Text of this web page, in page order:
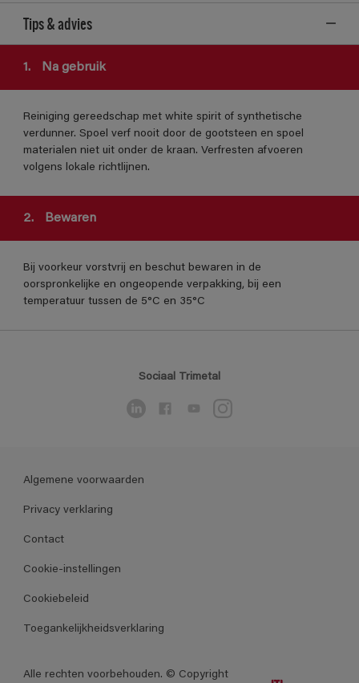
Tips & advies
1. Na gebruik
Reiniging gereedschap met white spirit of synthetische
verdunner. Spoel verf nooit door de gootsteen en spoel
materialen niet uit onder de kraan. Verfresten afvoeren
volgens lokale richtlijnen.
2. Bewaren
Bij voorkeur vorstvrij en beschut bewaren in de
oorspronkelijke en ongeopende verpakking, bij een
temperatuur tussen de 5°C en 35°C
Sociaal Trimetal
Algemene voorwaarden
Privacy verklaring
Contact
Cookie-instellingen
Cookiebeleid
Toegankelijkheidsverklaring
Alle rechten voorbehouden. © Copyright